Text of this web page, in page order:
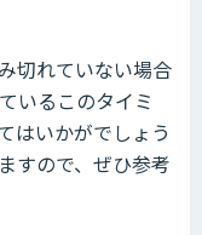
切れていない場合
いるこのタイミ
はいかがでしょう
すので、ぜひ参考